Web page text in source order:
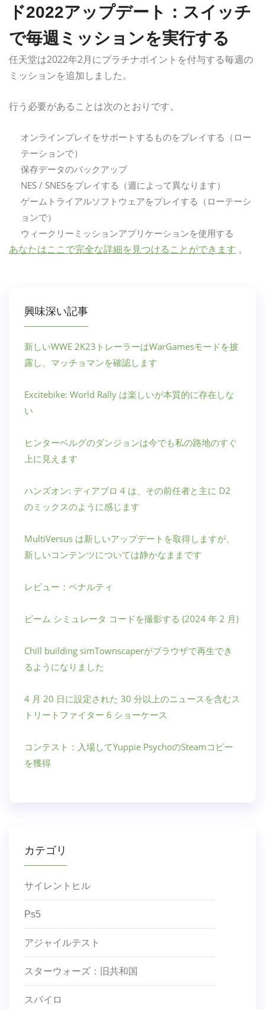
ド2022アップデート：スイッチ
で毎週ミッションを実行する
任天堂は2022年2月にプラチナポイントを付与する毎週の
ミッションを追加しました。
行う必要があることは次のとおりです。
オンラインプレイをサポートするものをプレイする（ロー
テーションで）
保存データのバックアップ
NES / SNESをプレイする（週によって異なります）
ゲームトライアルソフトウェアをプレイする（ローテーシ
ョンで）
ウィークリーミッションアプリケーションを使用する
あなたはここで完全な詳細を見つけることができます 。
興味深い記事
新しいWWE 2K23トレーラーはWarGamesモードを披
露し、マッチョマンを確認します
Excitebike: World Rally は楽しいが本質的に存在しな
い
ヒンターベルグのダンジョンは今でも私の路地のすぐ
上に見えます
ハンズオン: ディアブロ 4 は、その前任者と主に D2
のミックスのように感じます
MultiVersus は新しいアップデートを取得しますが、
新しいコンテンツについては静かなままです
レビュー：ペナルティ
ビーム シミュレータ コードを撮影する (2024 年 2 月)
Chill building simTownscaperがブラウザで再生でき
るようになりました
4 月 20 日に設定された 30 分以上のニュースを含むス
トリートファイター 6 ショーケース
コンテスト：入場してYuppie PsychoのSteamコピー
を獲得
カテゴリ
サイレントヒル
Ps5
アジャイルテスト
スターウォーズ：旧共和国
スパイロ